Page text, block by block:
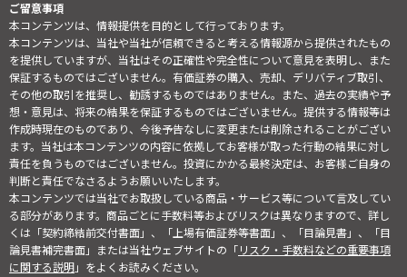
ご留意事項
本コンテンツは、情報提供を目的として行っております。
本コンテンツは、当社や当社が信頼できると考える情報源から提供されたもの
を提供していますが、当社はその正確性や完全性について意見を表明し、また
保証するものではございません。有価証券の購入、売却、デリバティブ取引、
その他の取引を推奨し、勧誘するものではありません。また、過去の実績や予
想・意見は、将来の結果を保証するものではございません。提供する情報等は
作成時現在のものであり、今後予告なしに変更または削除されることがござい
ます。当社は本コンテンツの内容に依拠してお客様が取った行動の結果に対し
責任を負うものではございません。投資にかかる最終決定は、お客様ご自身の
判断と責任でなさるようお願いいたします。
本コンテンツでは当社でお取扱している商品・サービス等について言及してい
る部分があります。商品ごとに手数料等およびリスクは異なりますので、詳し
くは「契約締結前交付書面」、「上場有価証券等書面」、「目論見書」、「目
論見書補完書面」または当社ウェブサイトの「リスク・手数料などの重要事項
に関する説明」をよくお読みください。